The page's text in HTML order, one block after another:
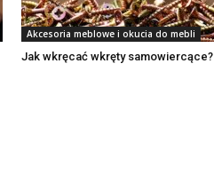
Akcesoria meblowe i okucia do mebli
Jak wkręcać wkręty samowiercące?